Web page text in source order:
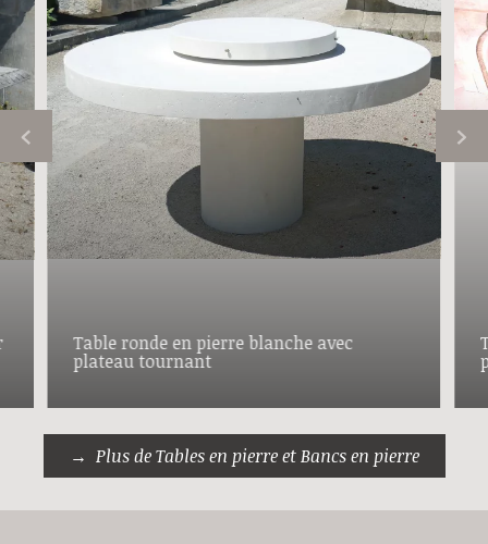
Table ronde en pierre blanche avec
plateau tournant
Plus de Tables en pierre et Bancs en pierre